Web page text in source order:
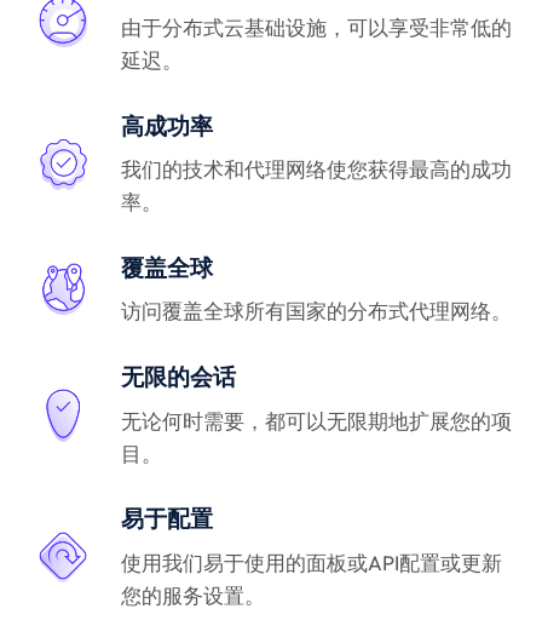
由于分布式云基础设施，可以享受非常低的
延迟。
高成功率
我们的技术和代理网络使您获得最高的成功
率。
覆盖全球
访问覆盖全球所有国家的分布式代理网络。
无限的会话
无论何时需要，都可以无限期地扩展您的项
目。
易于配置
使用我们易于使用的面板或API配置或更新
您的服务设置。